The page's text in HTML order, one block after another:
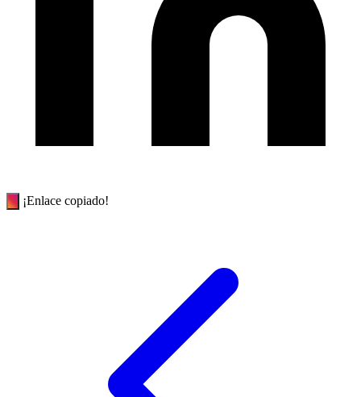
¡Enlace copiado!